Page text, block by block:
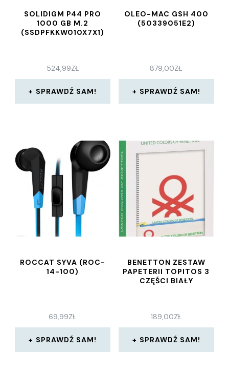
SOLIDIGM P44 PRO
1000 GB M.2
(SSDPFKKW010X7X1)
524,99ZŁ
SPRAWDŹ SAM!
OLEO-MAC GSH 400
(50339051E2)
879,00ZŁ
SPRAWDŹ SAM!
ROCCAT SYVA (ROC-
14-100)
69,99ZŁ
SPRAWDŹ SAM!
BENETTON ZESTAW
PAPETERII TOPITOS 3
CZĘŚCI BIAŁY
189,00ZŁ
SPRAWDŹ SAM!